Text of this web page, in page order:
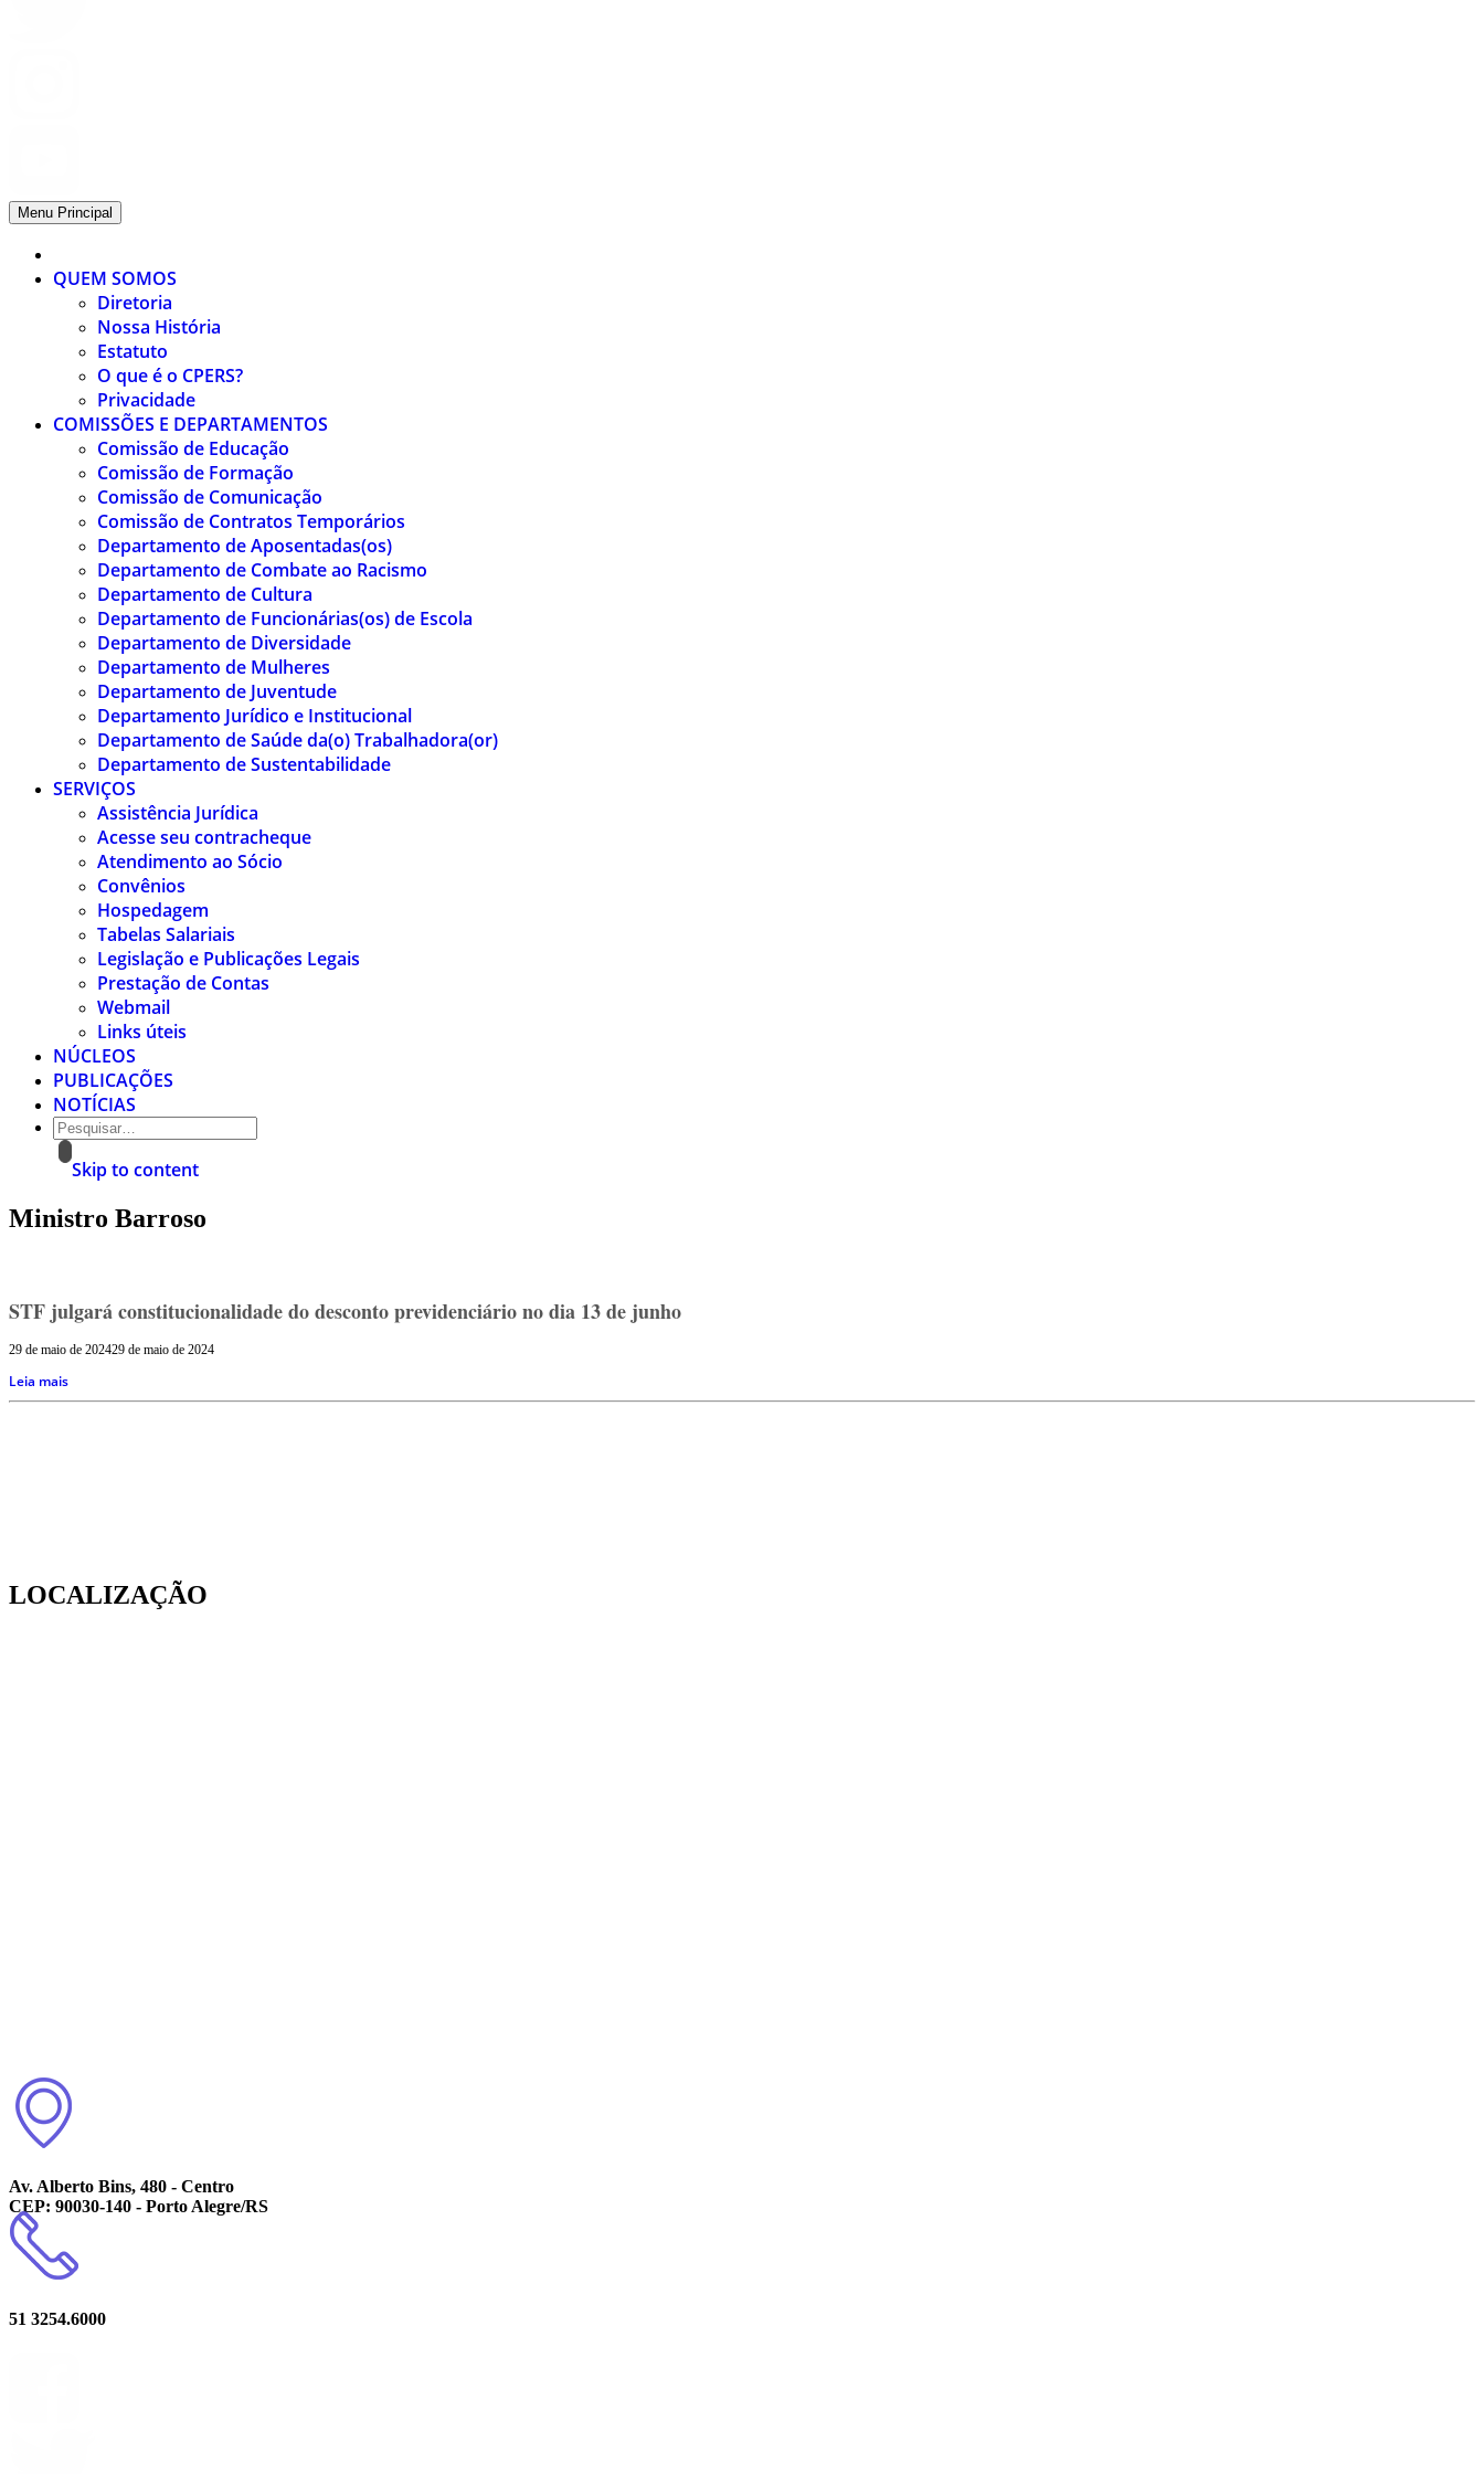
Menu Principal
QUEM SOMOS
Diretoria
Nossa História
Estatuto
O que é o CPERS?
Privacidade
COMISSÕES E DEPARTAMENTOS
Comissão de Educação
Comissão de Formação
Comissão de Comunicação
Comissão de Contratos Temporários
Departamento de Aposentadas(os)
Departamento de Combate ao Racismo
Departamento de Cultura
Departamento de Funcionárias(os) de Escola
Departamento de Diversidade
Departamento de Mulheres
Departamento de Juventude
Departamento Jurídico e Institucional
Departamento de Saúde da(o) Trabalhadora(or)
Departamento de Sustentabilidade
SERVIÇOS
Assistência Jurídica
Acesse seu contracheque
Atendimento ao Sócio
Convênios
Hospedagem
Tabelas Salariais
Legislação e Publicações Legais
Prestação de Contas
Webmail
Links úteis
NÚCLEOS
PUBLICAÇÕES
NOTÍCIAS
Skip to content
Ministro Barroso
STF julgará constitucionalidade do desconto previdenciário no dia 13 de junho
29 de maio de 202429 de maio de 2024
Leia mais
LOCALIZAÇÃO
Av. Alberto Bins, 480 - Centro
CEP: 90030-140 - Porto Alegre/RS
51 3254.6000